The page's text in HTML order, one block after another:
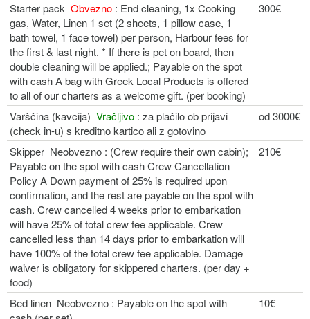
Starter pack Obvezno : End cleaning, 1x Cooking
gas, Water, Linen 1 set (2 sheets, 1 pillow case, 1
bath towel, 1 face towel) per person, Harbour fees for
the first & last night. * If there is pet on board, then
double cleaning will be applied.; Payable on the spot
with cash Α bag with Greek Local Products is offered
to all of our charters as a welcome gift. (per booking)
300€
Varščina (kavcija) Vračljivo : za plačilo ob prijavi
(check in-u) s kreditno kartico ali z gotovino
od 3000€
Skipper Neobvezno : (Crew require their own cabin);
Payable on the spot with cash Crew Cancellation
Policy A Down payment of 25% is required upon
confirmation, and the rest are payable on the spot with
cash. Crew cancelled 4 weeks prior to embarkation
will have 25% of total crew fee applicable. Crew
cancelled less than 14 days prior to embarkation will
have 100% of the total crew fee applicable. Damage
waiver is obligatory for skippered charters. (per day +
food)
210€
Bed linen Neobvezno : Payable on the spot with
10€